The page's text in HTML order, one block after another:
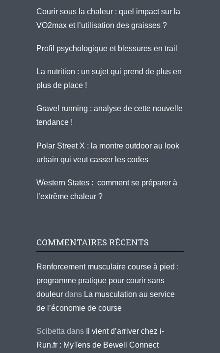
Courir sous la chaleur : quel impact sur la
VO2max et l’utilisation des graisses ?
Profil psychologique et blessures en trail
La nutrition : un sujet qui prend de plus en
plus de place !
Gravel running : analyse de cette nouvelle
tendance !
Polar Street X : la montre outdoor au look
urbain qui veut casser les codes
Western States : comment se préparer à
l’extrême chaleur ?
COMMENTAIRES RÉCENTS
Renforcement musculaire course à pied :
programme pratique pour courir sans
douleur dans La musculation au service
de l’économie de course
Scibetta dans
Il vient d’arriver chez i-
Run.fr : MyTens de Bewell Connect